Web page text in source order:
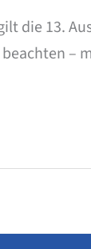
die 13.
–